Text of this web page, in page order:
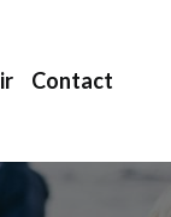
Contact